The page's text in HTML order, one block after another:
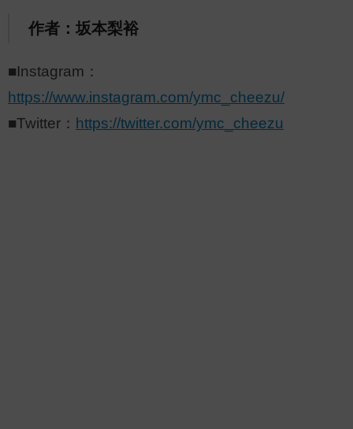
作者：坂本梨裕
■Instagram：
https://www.instagram.com/ymc_cheezu/
■Twitter： https://twitter.com/ymc_cheezu